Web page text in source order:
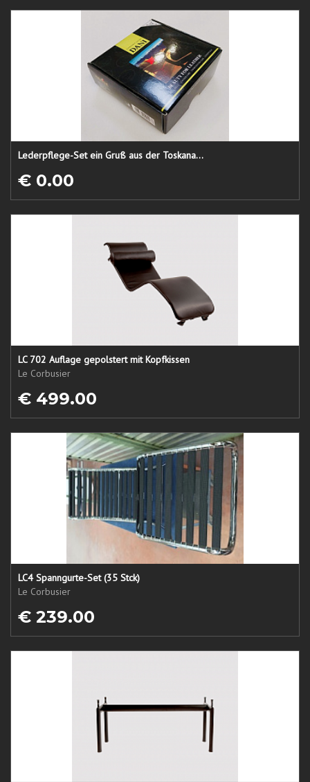
Lederpflege-Set ein Gruß aus der Toskana...
€ 0.00
LC 702 Auflage gepolstert mit Kopfkissen
Le Corbusier
€ 499.00
LC4 Spanngurte-Set (35 Stck)
Le Corbusier
€ 239.00